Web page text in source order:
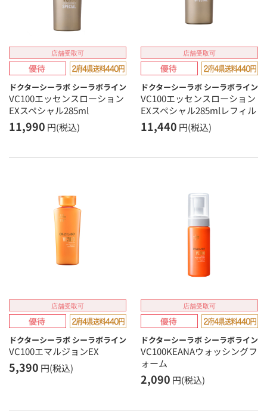
店舗受取可
ドクターシーラボ シーラボライン
VC100エッセンスローション
EXスペシャル285ml
11,990 円(税込)
店舗受取可
ドクターシーラボ シーラボライン
VC100エッセンスローション
EXスペシャル285mlレフィル
11,440 円(税込)
店舗受取可
ドクターシーラボ シーラボライン
VC100エマルジョンEX
5,390 円(税込)
店舗受取可
ドクターシーラボ シーラボライン
VC100KEANAウォッシングフ
ォーム
2,090 円(税込)